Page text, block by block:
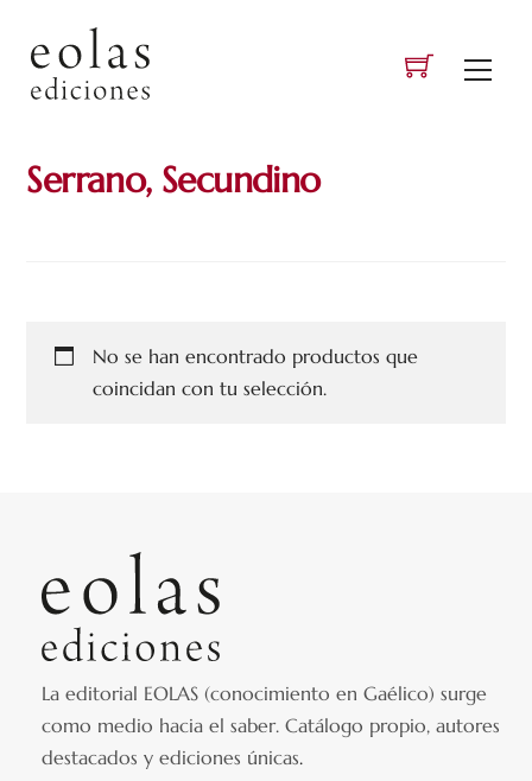
content
Serrano, Secundino
No se han encontrado productos que
coincidan con tu selección.
La editorial EOLAS (conocimiento en Gaélico) surge
como medio hacia el saber.Catálogo propio, autores
destacados y ediciones únicas.